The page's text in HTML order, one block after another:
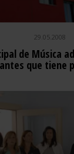
29.05.2008
de Música
que tiene